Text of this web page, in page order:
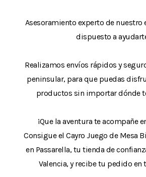
Asesoramiento experto de
dispuesto a
Realizamos envíos rápidos y
peninsular, para que puedas
productos sin importar dónde
¡Que la aventura te acompañe
Consigue el Cayro Juego de Mesa
en Passarella, tu tienda de
Valencia, y recibe tu pedido en